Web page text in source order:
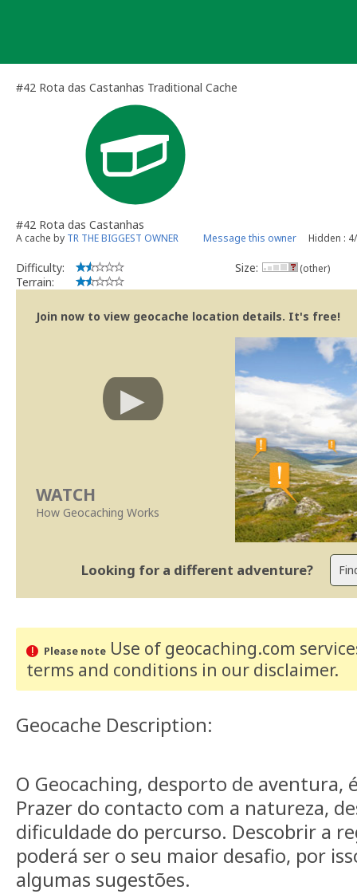
#42 Rota das Castanhas Traditional Cache
#42 Rota das Castanhas
A cache by TR THE BIGGEST OWNER Message this owner Hidden :
Difficulty:
Terrain:
Size: (other)
Join now to view geocache location details. It's free!
WATCH
How Geocaching Works
Looking for a different adventure?
Please noteUse of geocaching.com
terms and conditions in our disclaimer.
Geocache Description:
O Geocaching, desporto de aventura,
Prazer do contacto com a natureza,
dificuldade do percurso. Descobrir a
poderá ser o seu maior desafio, por
algumas sugestões.